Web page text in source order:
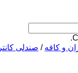
/صندلی کانتر/ صندلی